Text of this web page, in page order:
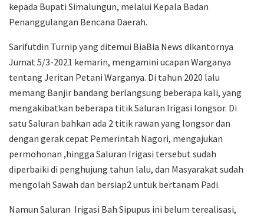
kepada Bupati Simalungun, melalui Kepala Badan
Penanggulangan Bencana Daerah.
Sarifutdin Turnip yang ditemui BiaBia News dikantornya
Jumat 5/3-2021 kemarin, mengamini ucapan Warganya
tentang Jeritan Petani Warganya. Di tahun 2020 lalu
memang Banjir bandang berlangsung beberapa kali, yang
mengakibatkan beberapa titik Saluran Irigasi longsor. Di
satu Saluran bahkan ada 2 titik rawan yang longsor dan
dengan gerak cepat Pemerintah Nagori, mengajukan
permohonan ,hingga Saluran Irigasi tersebut sudah
diperbaiki di penghujung tahun lalu, dan Masyarakat sudah
mengolah Sawah dan bersiap2 untuk bertanam Padi.
Namun Saluran Irigasi Bah Sipupus ini belum terealisasi,